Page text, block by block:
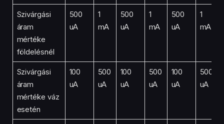
Szivárgási
áram
mértéke
földelésnél
500
uA
1
mA
500
uA
1
mA
500
uA
1
mA
Szivárgási
áram
mértéke váz
esetén
100
uA
500
uA
100
uA
500
uA
100
uA
500
uA